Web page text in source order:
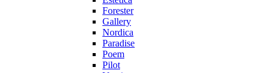
Forester
Gallery
Nordica
Paradise
Poem
Pilot